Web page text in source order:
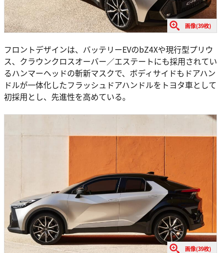
画像(39枚)
フロントデザインは、バッテリーEVのbZ4Xや現行型プリウ
ス、クラウンクロスオーバー／エステートにも採用されてい
るハンマーヘッドの斬新マスクで、ボディサイドもドアハン
ドルが一体化したフラッシュドアハンドルをトヨタ車として
初採用とし、先進性を高めている。
画像(39枚)